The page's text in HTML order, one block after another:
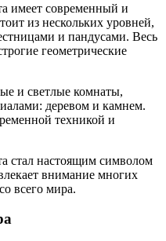
имеет современный и
из нескольких уровней,
и пандусами. Весь
геометрические
и светлые комнаты,
деревом и камнем.
техникой и
стал настоящим символом
внимание многих
всего мира.